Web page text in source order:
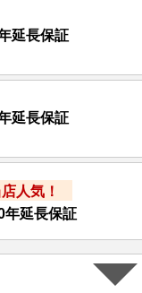
延長保証
延長保証
人気！
年延長保証